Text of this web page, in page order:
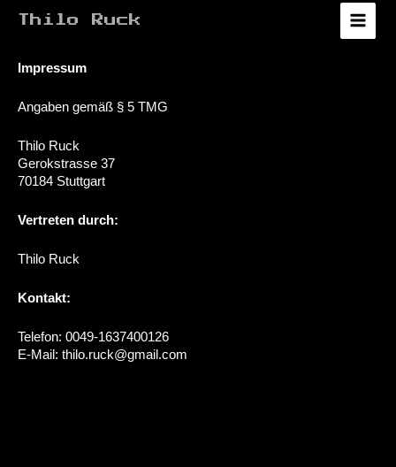
InhaltThilo Ruck
Main
Impressum
Angaben gemäß § 5 TMG
Thilo Ruck
Gerokstrasse 37
70184 Stuttgart
Vertreten durch:
Thilo Ruck
Kontakt:
Telefon: 0049-1637400126
E-Mail: thilo.ruck@gmail.com